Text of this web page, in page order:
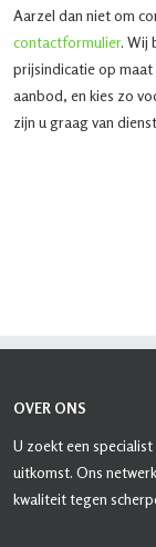
Aarzel dan niet om
contactformulier. Wij
prijsindicatie op maat
aanbod, en kies zo
zijn u graag van
OVER ONS
U zoekt een
uitkomst. Ons
kwaliteit tegen